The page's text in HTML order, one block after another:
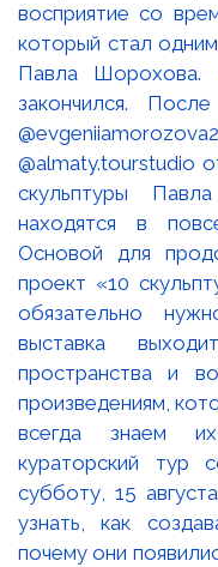
восприятие со
который стал
Павла
закончился.
@almaty.tourstudio
скульптуры
находятся в
Основой для
проект «10
обязательно
выставка
пространства и
произведениям,
всегда знаем
кураторский тур
субботу, 15
узнать, как
почему они